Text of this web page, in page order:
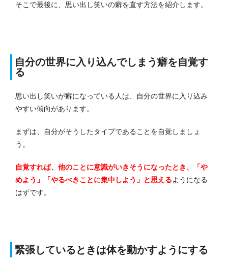
そこで最後に、思い出し笑いの癖を直す方法を紹介します。
自分の世界に入り込んでしまう癖を自覚す
る
思い出し笑いが癖になっている人は、自分の世界に入り込み
やすい傾向があります。
まずは、自分がそうしたタイプであることを自覚しましょ
う。
自覚すれば、他のことに意識がいきそうになったとき、「や
めよう」「やるべきことに集中しよう」と思えるようになる
はずです。
緊張しているときは体を動かすようにする